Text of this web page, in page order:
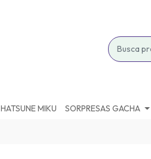
HATSUNE MIKU SORPRESAS GACHA